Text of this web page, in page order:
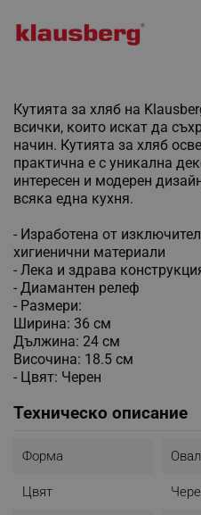
Кутията за хляб на
всички, които искат да
начин. Кутията за хляб
практична е с уникална
интересен и модерен
всяка една кухня.
- Изработена от
хигиенични материали
- Лека и здрава
- Диамантен релеф
- Размери:
Ширина: 36 см
Дължина: 24 см
Височина: 18.5 см
- Цвят: Черен
Техническо описание
Форма
Цвят